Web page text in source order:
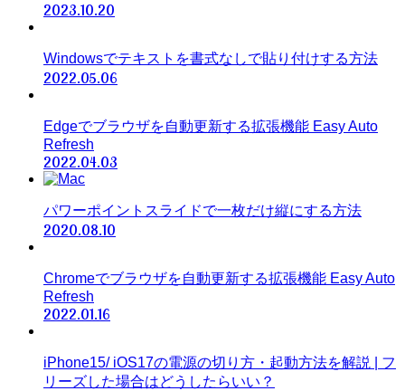
2023.10.20
Windowsでテキストを書式なしで貼り付けする方法
2022.05.06
Edgeでブラウザを自動更新する拡張機能 Easy Auto
Refresh
2022.04.03
パワーポイントスライドで一枚だけ縦にする方法
2020.08.10
Chromeでブラウザを自動更新する拡張機能 Easy Auto
Refresh
2022.01.16
iPhone15/ iOS17の電源の切り方・起動方法を解説 | フ
リーズした場合はどうしたらいい？